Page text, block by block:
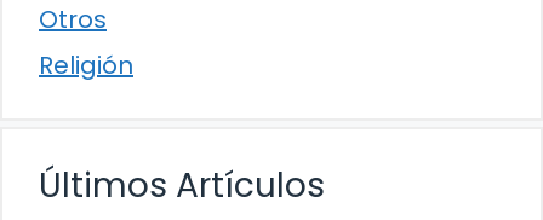
Otros
Religión
Últimos Artículos